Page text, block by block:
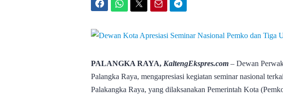
PALANGKA RAYA, KaltengEkspres.com – Dewan
Palangka Raya, mengapresiasi kegiatan seminar nasional
Palakangka Raya, yang dilaksanakan Pemerintah Kota